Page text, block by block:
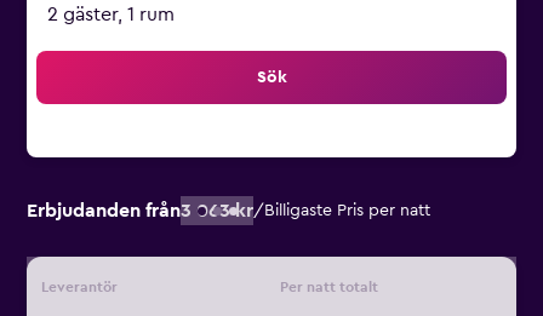
2 gäster, 1 rum
Sök
Erbjudanden från3 063 kr/ Billigaste Pris per natt
Leverantör Per natt totalt